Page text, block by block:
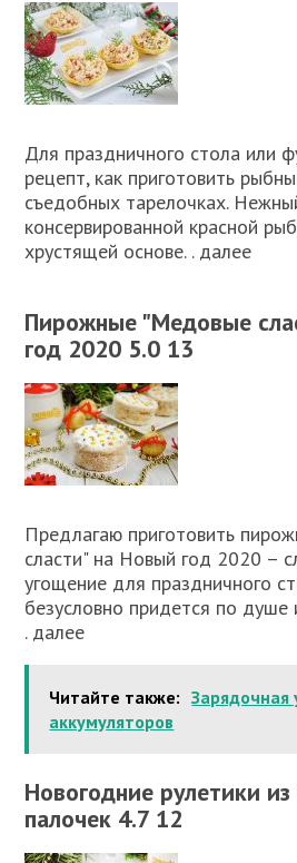
Для праздничного стола или
рецепт, как приготовить
съедобных тарелочках.
консервированной красной
хрустящей основе. . далее
Пирожные "Медовые
год 2020 5.0 13
Предлагаю приготовить
сласти" на Новый год 2020 –
угощение для праздничного
безусловно придется по душе
. далее
Читайте также: Зарядочная
аккумуляторов
Новогодние рулетики
палочек 4.7 12